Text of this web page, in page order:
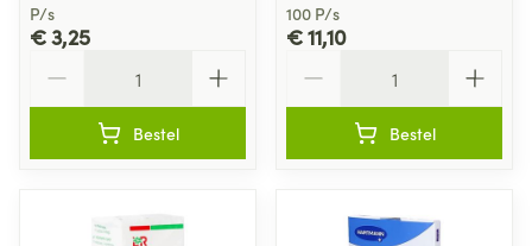
P/s
€ 3,25
Bestel
100 P/s
€ 11,10
Bestel